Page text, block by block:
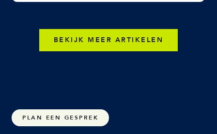
BEKIJK MEER ARTIKELEN
PLAN EEN GESPREK